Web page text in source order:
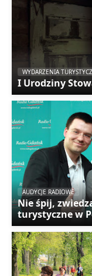
WYDARZENIA
I Urodziny
AUDYCJE RADIOWE
Nie śpij,
turystyczne w